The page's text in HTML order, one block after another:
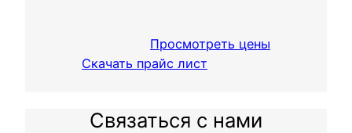
Просмотреть цены
Скачать прайс лист
Связаться с нами